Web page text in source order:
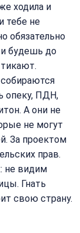
ходила и
тебе не
обязательно
и будешь до
опеку, ПДН,
А они не
не могут
За проектом
прав.
не видим
Гнать
свою страну.